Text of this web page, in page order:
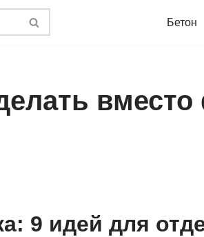
Бетон
вместо
9 идей для